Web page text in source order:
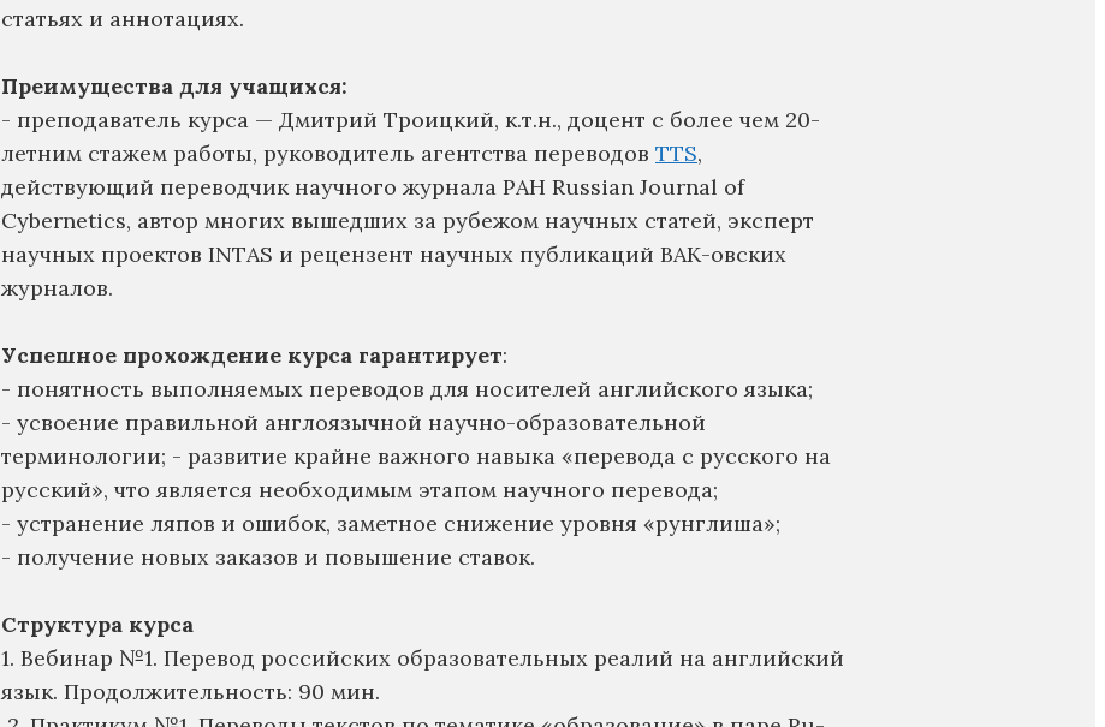
статьях и аннотациях.
Преимущества для учащихся:
- преподаватель курса — Дмитрий Троицкий, к.т.н., доцент с более чем 20-
летним стажем работы, руководитель агентства переводов TTS,
действующий переводчик научного журнала РАН Russian Journal of
Cybernetics, автор многих вышедших за рубежом научных статей, эксперт
научных проектов INTAS и рецензент научных публикаций ВАК-овских
журналов.
Успешное прохождение курса гарантирует:
- понятность выполняемых переводов для носителей английского языка;
- усвоение правильной англоязычной научно-образовательной
терминологии; - развитие крайне важного навыка «перевода с русского на
русский», что является необходимым этапом научного перевода;
- устранение ляпов и ошибок, заметное снижение уровня «рунглиша»;
- получение новых заказов и повышение ставок.
Структура курса
1. Вебинар №1. Перевод российских образовательных реалий на английский
язык. Продолжительность: 90 мин.